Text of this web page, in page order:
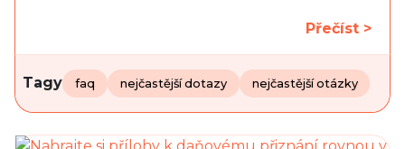
Přečíst >
Tagy faq nejčastější dotazy nejčastější otázky